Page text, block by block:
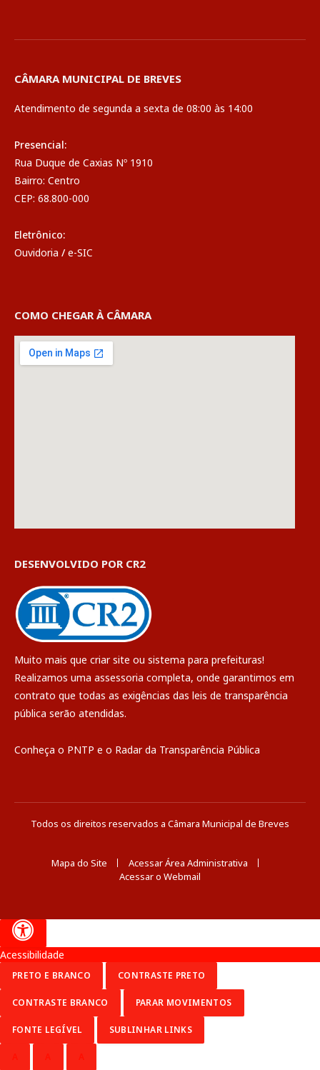
CÂMARA MUNICIPAL DE BREVES
Atendimento de segunda a sexta de 08:00 às 14:00
Presencial:
Rua Duque de Caxias Nº 1910
Bairro: Centro
CEP: 68.800-000
Eletrônico:
Ouvidoria / e-SIC
COMO CHEGAR À CÂMARA
DESENVOLVIDO POR CR2
Muito mais que criar site ou sistema para prefeituras!
Realizamos uma assessoria completa, onde garantimos em
contrato que todas as exigências das leis de transparência
pública serão atendidas.
Conheça o PNTP e o Radar da Transparência Pública
Todos os direitos reservados a Câmara Municipal de Breves
Mapa do Site
Acessar Área Administrativa
Acessar o Webmail
Acessibilidade
PRETO E BRANCO CONTRASTE PRETO
CONTRASTE BRANCO PARAR MOVIMENTOS
FONTE LEGÍVEL SUBLINHAR LINKS